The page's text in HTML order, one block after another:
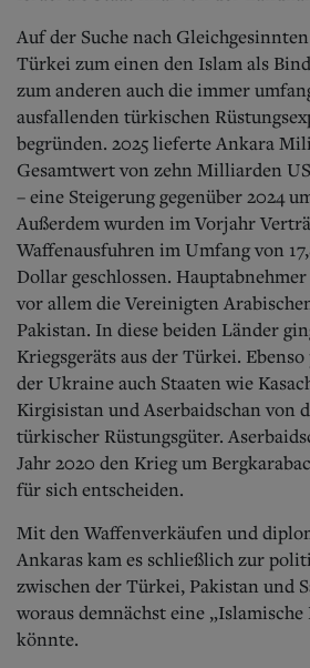
Auf der Suche nach
Türkei zum einen den Islam als
zum anderen auch die immer
ausfallenden türkischen
begründen. 2025 lieferte Ankara
Gesamtwert von zehn Milliarden
– eine Steigerung gegenüber 2024
Außerdem wurden im Vorjahr
Waffenausfuhren im Umfang von
Dollar geschlossen.
vor allem die Vereinigten
Pakistan. In diese beiden Länder
Kriegsgeräts aus der Türkei.
der Ukraine auch Staaten wie
Kirgisistan und Aserbaidschan von
türkischer Rüstungsgüter.
Jahr 2020 den Krieg um
für sich entscheiden.
Mit den Waffenverkäufen und
Ankaras kam es schließlich zur
zwischen der Türkei, Pakistan und
woraus demnächst eine
könnte.